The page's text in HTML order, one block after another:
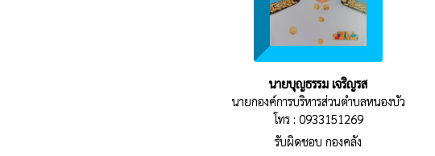
นายบุญธรรม เจริญรส
นายกองค์การบริหารส่วนตำบลหนองบัว
โทร : 0933151269
รับผิดชอบ กองคลัง